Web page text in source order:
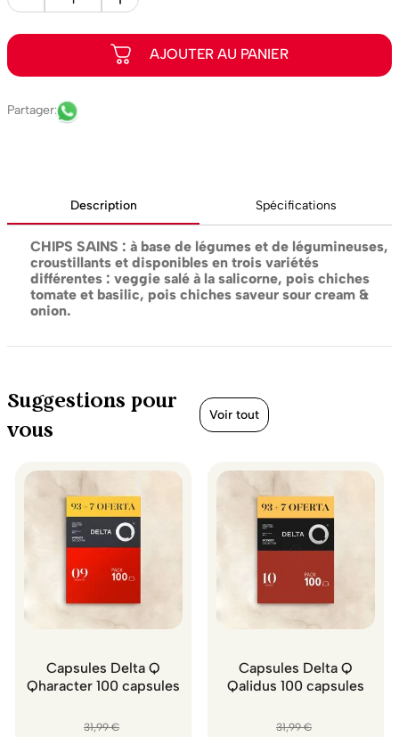
Description Spécifications
CHIPS SAINS : à base de légumes et de légumineuses,
croustillants et disponibles en trois variétés
différentes : veggie salé à la salicorne, pois chiches
tomate et basilic, pois chiches saveur sour cream &
onion.
Suggestions pour
vous
Voir tout
Capsules Delta Q
Qharacter 100 capsules
31,99 €
Capsules Delta Q
Qalidus 100 capsules
31,99 €